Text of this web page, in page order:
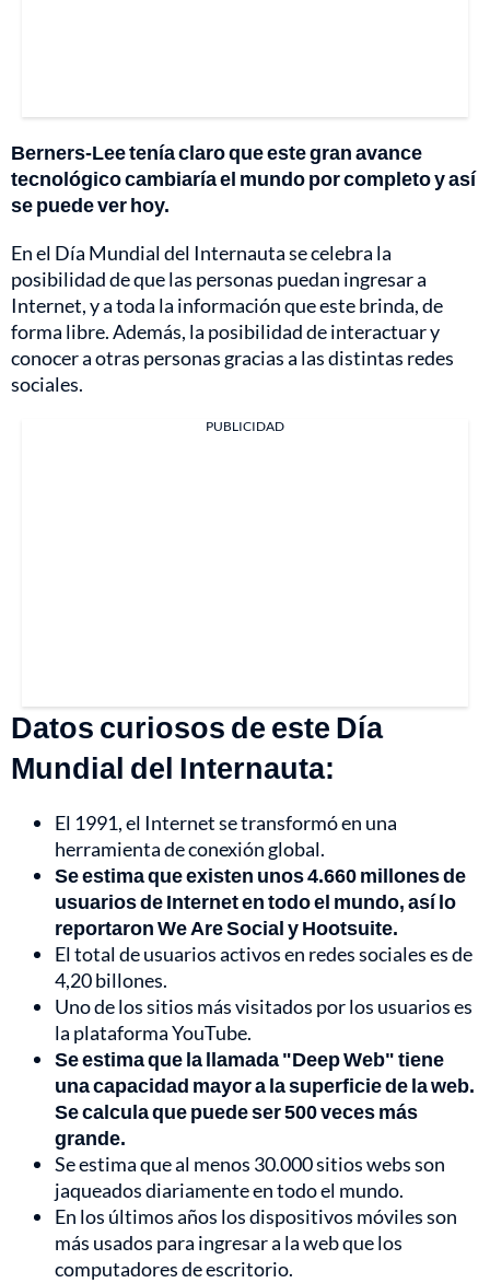
Berners-Lee tenía claro que este gran avance
tecnológico cambiaría el mundo por completo y así
se puede ver hoy.
En el Día Mundial del Internauta se celebra la
posibilidad de que las personas puedan ingresar a
Internet, y a toda la información que este brinda, de
forma libre. Además, la posibilidad de interactuar y
conocer a otras personas gracias a las distintas redes
sociales.
PUBLICIDAD
Datos curiosos de este Día
Mundial del Internauta:
El 1991, el Internet se transformó en una
herramienta de conexión global.
Se estima que existen unos 4.660 millones de
usuarios de Internet en todo el mundo, así lo
reportaron We Are Social y Hootsuite.
El total de usuarios activos en redes sociales es de
4,20 billones.
Uno de los sitios más visitados por los usuarios es
la plataforma YouTube.
Se estima que la llamada "Deep Web" tiene
una capacidad mayor a la superficie de la web.
Se calcula que puede ser 500 veces más
grande.
Se estima que al menos 30.000 sitios webs son
jaqueados diariamente en todo el mundo.
En los últimos años los dispositivos móviles son
más usados para ingresar a la web que los
computadores de escritorio.